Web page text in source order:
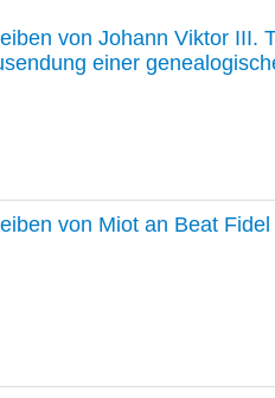
von Johann Viktor III.
einer
von Miot an Beat